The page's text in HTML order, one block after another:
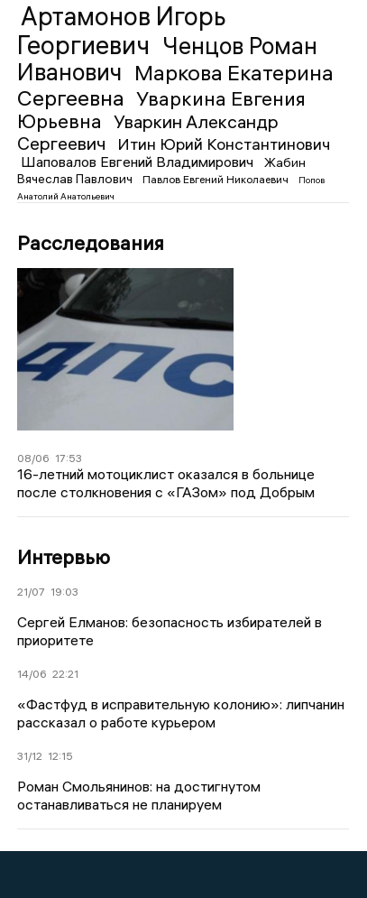
Артамонов Игорь
Георгиевич Ченцов Роман
Иванович Маркова Екатерина
Сергеевна Уваркина Евгения
Юрьевна
Уваркин Александр
Сергеевич
Итин Юрий Константинович
Шаповалов Евгений Владимирович
Жабин
Вячеслав Павлович
Павлов Евгений Николаевич
Попов
Анатолий Анатольевич
Расследования
08/06 17:53
16-летний мотоциклист оказался в больнице
после столкновения с «ГАЗом» под Добрым
Интервью
21/07 19:03
Сергей Елманов: безопасность избирателей в
приоритете
14/06 22:21
«Фастфуд в исправительную колонию»: липчанин
рассказал о работе курьером
31/12 12:15
Роман Смольянинов: на достигнутом
останавливаться не планируем